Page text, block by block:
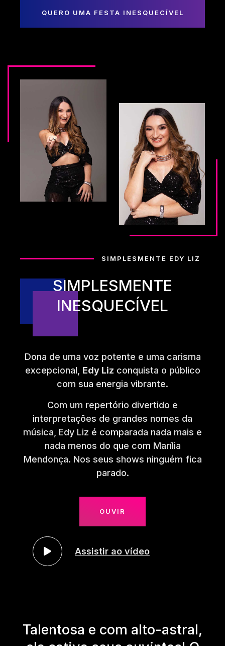
QUERO UMA FESTA INESQUECÍVEL
SIMPLESMENTE EDY LIZ
SIMPLESMENTE
INESQUECÍVEL
Dona de uma voz potente e uma carisma
excepcional, Edy Liz conquista o público
com sua energia vibrante.
Com um repertório divertido e
interpretações de grandes nomes da
música, Edy Liz é comparada nada mais e
nada menos do que com Marília
Mendonça. Nos seus shows ninguém fica
parado.
OUVIR
Assistir ao vídeo
Talentosa e com alto-astral,